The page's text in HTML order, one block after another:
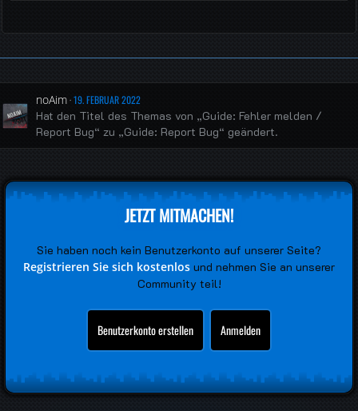
noAim 19. FEBRUAR 2022
Hat den Titel des Themas von „Guide: Fehler melden /
Report Bug“ zu „Guide: Report Bug“ geändert.
JETZT MITMACHEN!
Sie haben noch kein Benutzerkonto auf unserer Seite?
Registrieren Sie sich kostenlos und nehmen Sie an unserer
Community teil!
Benutzerkonto erstellen Anmelden